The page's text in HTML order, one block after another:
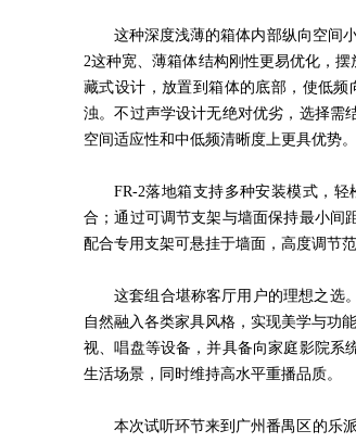
这种深度浅薄的箱体内部纵向空间
2这种宽、薄箱体结构刚性更易优化，
藏式设计，放置到箱体的底部，使低
浊。不过声学设计无绝对优劣，选择需
空间适应性和中低频清晰度上更具优势。
FR-2落地箱支持多种安装模式，
合；通过可调节支架与墙面保持最小间
配合专用支架可悬挂于墙面，高度调节
这套组合堪称客厅用户的理想之选。
自然融入各类家具风格，实现美学与功
视、唱盘等设备，并具备向家庭影院系
生活场景，同时维持高水平重播品质。
本次试听环节来到广州番禺区的乐